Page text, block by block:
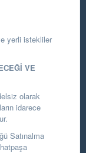
yerli istekliler
VE
olarak
idarece
Satınalma